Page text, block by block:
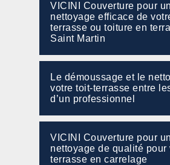
VICINI Couverture pour un
nettoyage efficace de
terrasse ou toiture en
Saint Martin
Le démoussage et le
votre toit-terrasse entre
d’un professionnel
VICINI Couverture pour un
nettoyage de qualité pour
terrasse en carrelage